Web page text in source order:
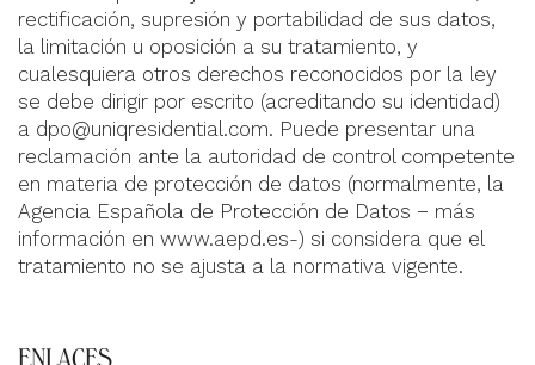
rectificación, supresión y portabilidad de sus datos,
la limitación u oposición a su tratamiento, y
cualesquiera otros derechos reconocidos por la ley
se debe dirigir por escrito (acreditando su identidad)
a dpo@uniqresidential.com. Puede presentar una
reclamación ante la autoridad de control competente
en materia de protección de datos (normalmente, la
Agencia Española de Protección de Datos − más
información en www.aepd.es-) si considera que el
tratamiento no se ajusta a la normativa vigente.
ENLACES